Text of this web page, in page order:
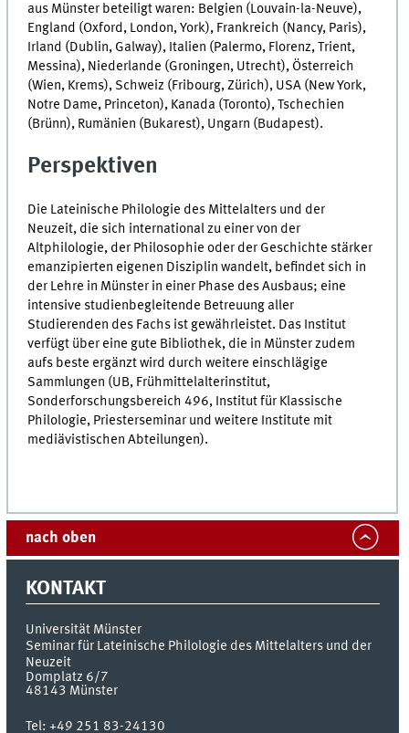
aus Münster beteiligt waren: Belgien (Louvain-la-Neuve),
England (Oxford, London, York), Frankreich (Nancy, Paris),
Irland (Dublin, Galway), Italien (Palermo, Florenz, Trient,
Messina), Niederlande (Groningen, Utrecht), Österreich
(Wien, Krems), Schweiz (Fribourg, Zürich), USA (New York,
Notre Dame, Princeton), Kanada (Toronto), Tschechien
(Brünn), Rumänien (Bukarest), Ungarn (Budapest).
Perspektiven
Die Lateinische Philologie des Mittelalters und der
Neuzeit, die sich international zu einer von der
Altphilologie, der Philosophie oder der Geschichte stärker
emanzipierten eigenen Disziplin wandelt, befindet sich in
der Lehre in Münster in einer Phase des Ausbaus; eine
intensive studienbegleitende Betreuung aller
Studierenden des Fachs ist gewährleistet. Das Institut
verfügt über eine gute Bibliothek, die in Münster zudem
aufs beste ergänzt wird durch weitere einschlägige
Sammlungen (UB, Früh­mit­tel­al­ter­in­sti­tut,
Sonderforschungsbereich 496, Institut für Klassische
Philologie, Prie­ster­se­mi­nar und weitere Institute mit
mediävistischen Abteilungen).
nach oben
KONTAKT
Universität Münster
Seminar für Lateinische Philologie des Mittelalters und der
Neuzeit
Domplatz 6/7
48143 Münster
Tel:+49 251 83-24130